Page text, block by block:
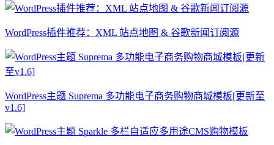
WordPress插件推荐：XML 站点地图 & 谷歌新闻订阅源
WordPress主题 Suprema 多功能电子商务购物商城模板[更新至
v1.6]